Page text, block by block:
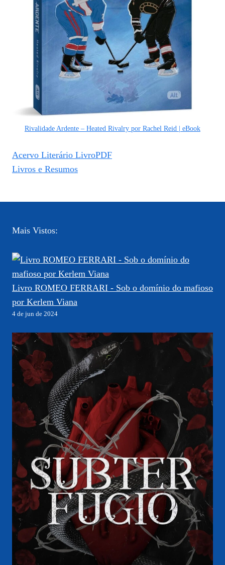
Rivalidade Ardente – Heated Rivalry por Rachel Reid | eBook
Acervo Literário LivroPDF
Livros e Resumos
Mais Vistos:
Livro ROMEO FERRARI - Sob o domínio do mafioso
por Kerlem Viana
4 de jun de 2024